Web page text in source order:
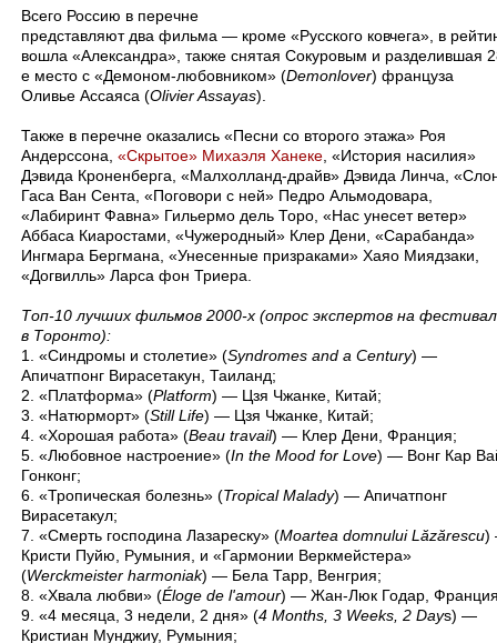
Всего Россию в перечне
представляют два фильма — кроме «Русского ковчега», в
вошла «Александра», также снятая Сокуровым и разделившая
е место с «Демоном-любовником» (Demonlover) француза
Оливье Ассаяса (Olivier Assayas).
Также в перечне оказались «Песни со второго этажа» Роя
Андерссона, «Скрытое» Михаэля Ханеке , «История насилия»
Дэвида Кроненберга, «Малхолланд-драйв» Дэвида Линча,
Гаса Ван Сента, «Поговори с ней» Педро Альмодовара,
«Лабиринт Фавна» Гильермо дель Торо, «Нас унесет ветер»
Аббаса Киаростами, «Чужеродный» Клер Дени, «Сарабанда»
Ингмара Бергмана, «Унесенные призраками» Хаяо Миядзаки,
«Догвилль» Ларса фон Триера.
Топ-10 лучших фильмов 2000-х (опрос экспертов на
в Торонто):
1. «Синдромы и столетие» (Syndromes and a Century) —
Апичатпонг Вирасетакун, Таиланд;
2. «Платформа» (Platform) — Цзя Чжанке, Китай;
3. «Натюрморт» (Still Life) — Цзя Чжанке, Китай;
4. «Хорошая работа» (Beau travail) — Клер Дени, Франция;
5. «Любовное настроение» (In the Mood for Love) — Вонг Кар
Гонконг;
6. «Тропическая болезнь» (Tropical Malady) — Апичатпонг
Вирасетакул;
7. «Смерть господина Лазареску» (Moartea domnului Lăzărescu)
Кристи Пуйю, Румыния, и «Гармонии Веркмейстера»
(Werckmeister harmoniak) — Бела Тарр, Венгрия;
8. «Хвала любви» (Éloge de l'amour) — Жан-Люк Годар,
9. «4 месяца, 3 недели, 2 дня» (4 Months, 3 Weeks, 2 Days) —
Кристиан Мунджиу, Румыния;